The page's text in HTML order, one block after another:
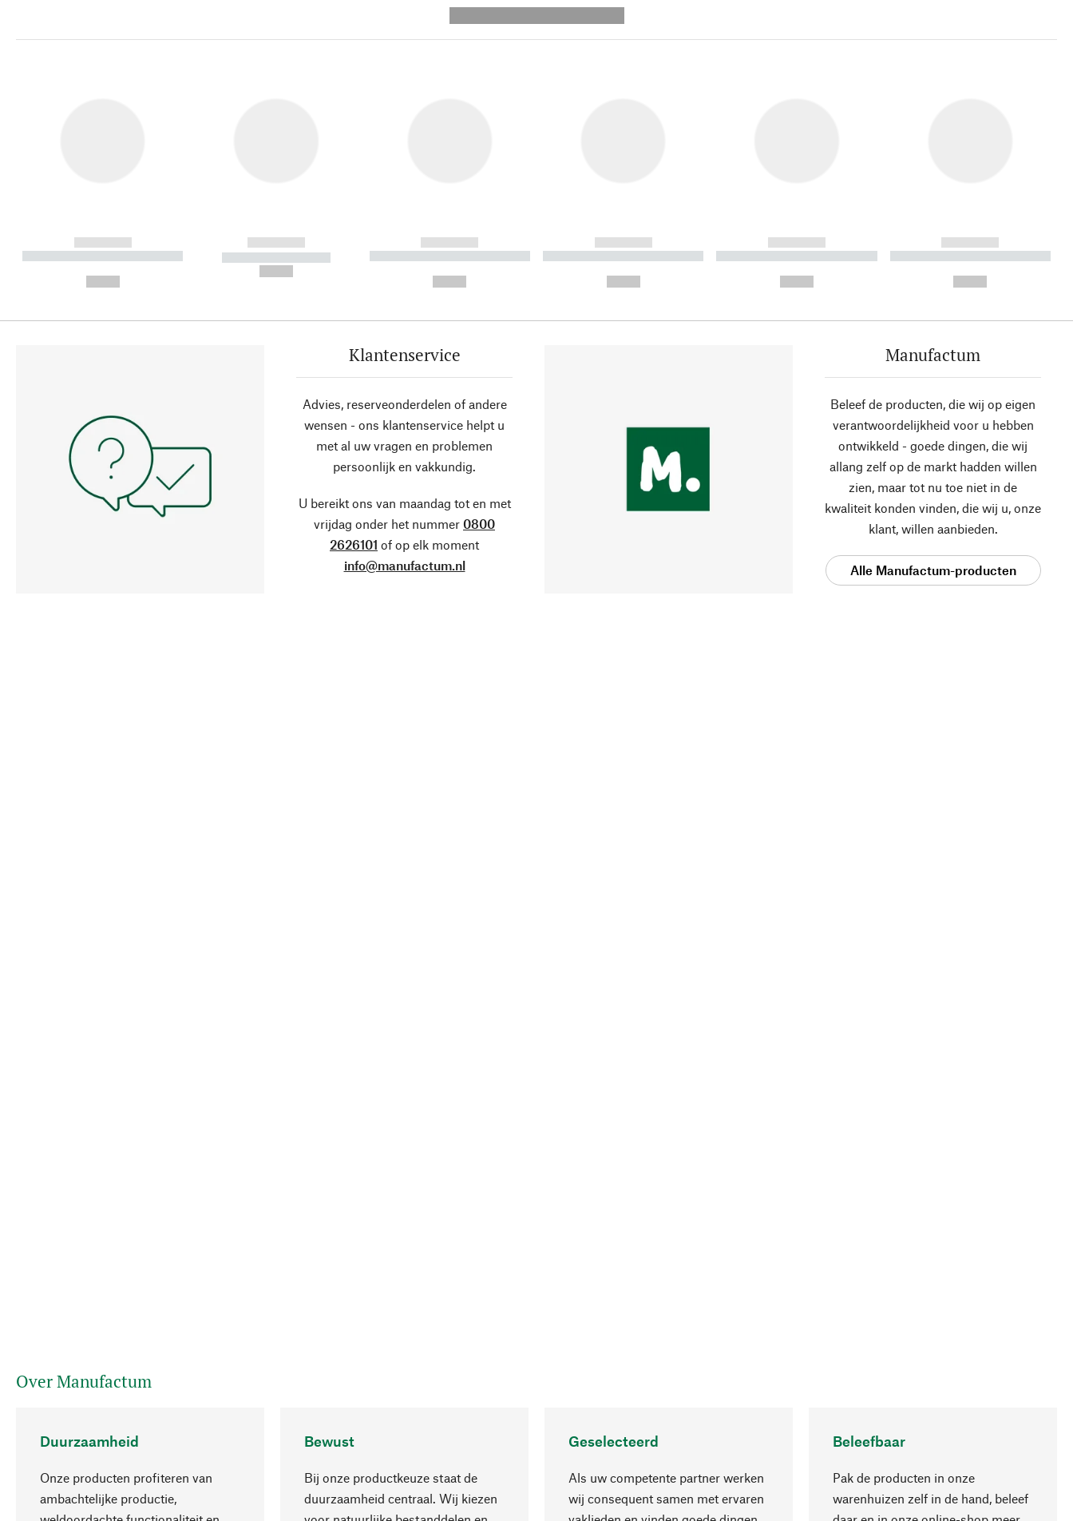
------------
----------- ----------- ----------
------------
----------- -----------
------------
----------- ----------- ----------
------------
----------- ----------- ----------
------------
----------- ----------- ----------
------------
----------- ----------- ----------
Klantenservice
Advies, reserveonderdelen of andere
wensen - ons klantenservice helpt u
met al uw vragen en problemen
persoonlijk en vakkundig.
U bereikt ons van maandag tot en met
vrijdag onder het nummer 0800
2626101 of op elk moment
info@manufactum.nl
Manufactum
Beleef de producten, die wij op eigen
verantwoordelijkheid voor u hebben
ontwikkeld - goede dingen, die wij
allang zelf op de markt hadden willen
zien, maar tot nu toe niet in de
kwaliteit konden vinden, die wij u, onze
klant, willen aanbieden.
Alle Manufactum-producten
Over Manufactum
Duurzaamheid
Onze producten profiteren van
ambachtelijke productie,
Bewust
Bij onze productkeuze staat de
duurzaamheid centraal. Wij kiezen
Geselecteerd
Als uw competente partner werken
wij consequent samen met ervaren
Beleefbaar
Pak de producten in onze
warenhuizen zelf in de hand, beleef